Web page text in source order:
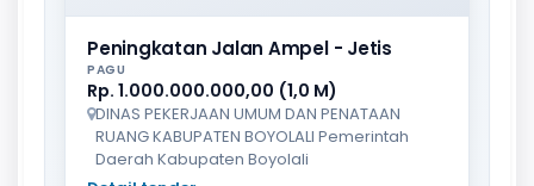
Peningkatan Jalan Ampel - Jetis
PAGU
Rp. 1.000.000.000,00 (1,0 M)
DINAS PEKERJAAN UMUM DAN PENATAAN
RUANG KABUPATEN BOYOLALI Pemerintah
Daerah Kabupaten Boyolali